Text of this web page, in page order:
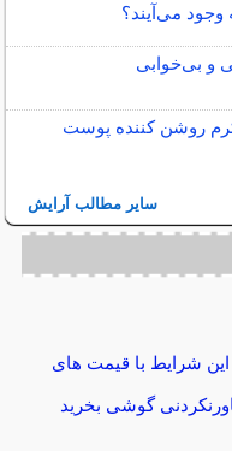
وجود می‌آیند؟
و بی‌خوابی
کرم روشن کننده پوست
سایر مطالب آرایش
این شرایط با قیمت های
گوشی بخرید